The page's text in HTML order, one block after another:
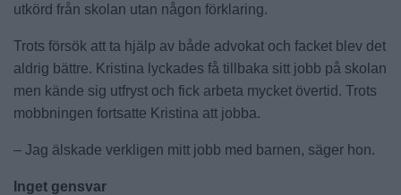
utkörd från skolan utan någon förklaring.
Trots försök att ta hjälp av både advokat och facket blev det
aldrig bättre. Kristina lyckades få tillbaka sitt jobb på skolan
men kände sig utfryst och fick arbeta mycket övertid. Trots
mobbningen fortsatte Kristina att jobba.
– Jag älskade verkligen mitt jobb med barnen, säger hon.
Inget gensvar